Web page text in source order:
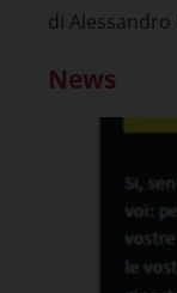
di Alessandro
News